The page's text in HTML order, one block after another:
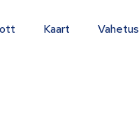
Kaart Vahetus